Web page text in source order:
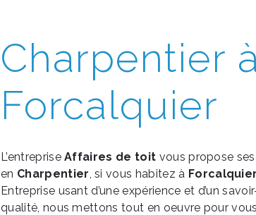
Charpentier
Forcalquier
L’entrepriseAffaires de toit vous propose
en Charpentier, si vous habitez à
Entreprise usant d’une expérience et d’un
qualité, nous mettons tout en oeuvre pour